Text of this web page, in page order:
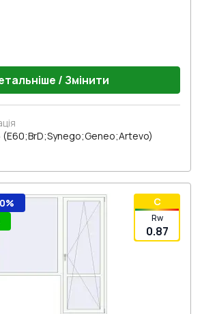
/ Змінити
C
Rw
0.87